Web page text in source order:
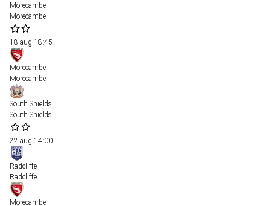
Morecambe
Morecambe
18 aug 18:45
Morecambe
Morecambe
South Shields
South Shields
22 aug 14:00
Radcliffe
Radcliffe
Morecambe